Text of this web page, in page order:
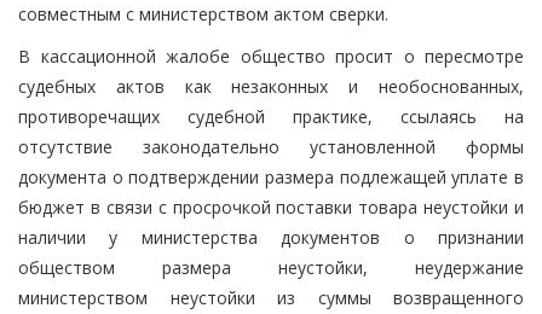
совместным с министерством актом сверки.
В кассационной жалобе общество просит о пересмотре
судебных актов как незаконных и необоснованных,
противоречащих судебной практике, ссылаясь на
отсутствие законодательно установленной формы
документа о подтверждении размера подлежащей уплате в
бюджет в связи с просрочкой поставки товара неустойки и
наличии у министерства документов о признании
обществом размера неустойки, неудержание
министерством неустойки из суммы возвращенного